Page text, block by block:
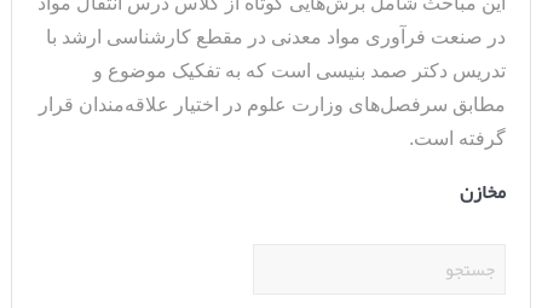
در صنعت فرآوری مواد معدنی در مقطع کارشناسی ارشد با
تدریس دکتر صمد بنیسی است که به تفکیک موضوع و
مطابق سرفصل‌های وزارت علوم در اختیار علاقه‌مندان قرار
گرفته است.
مخازن